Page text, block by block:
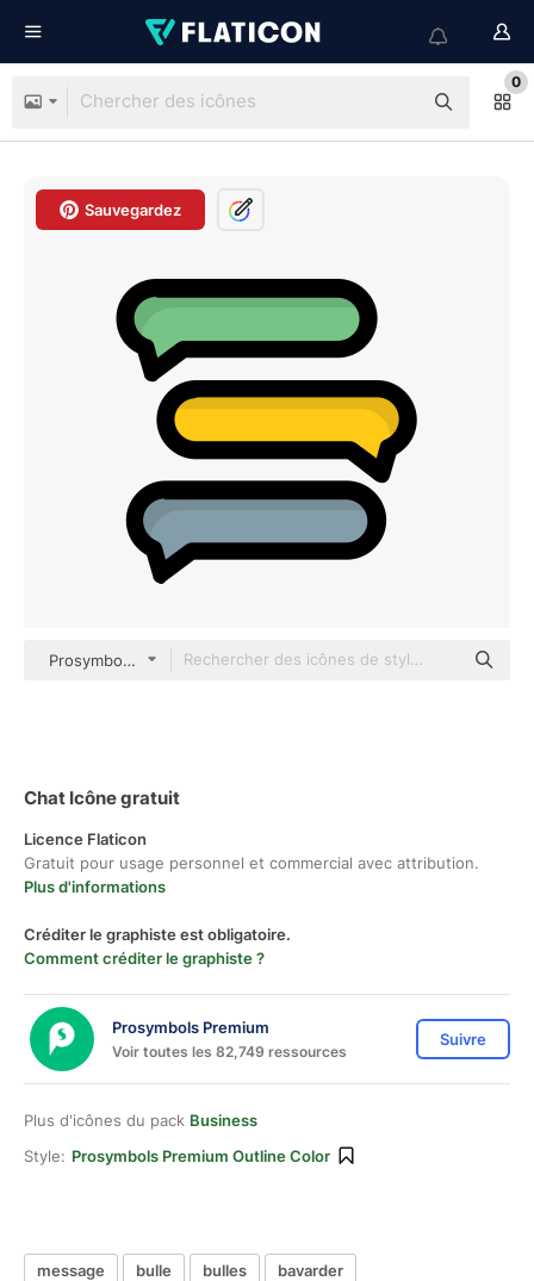
0
Sauvegardez
Prosymbols Premium Outline Color
Chat Icône gratuit
Licence Flaticon
Gratuit pour usage personnel et commercial avec attribution.
Plus d'informations
Créditer le graphiste est obligatoire.
Comment créditer le graphiste ?
Prosymbols Premium
Voir toutes les 82,749 ressources
Suivre
Plus d'icônes du pack Business
Style: Prosymbols Premium Outline Color
message bulle bulles
bavarder